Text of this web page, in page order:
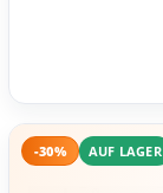
-30% AUF LAGER